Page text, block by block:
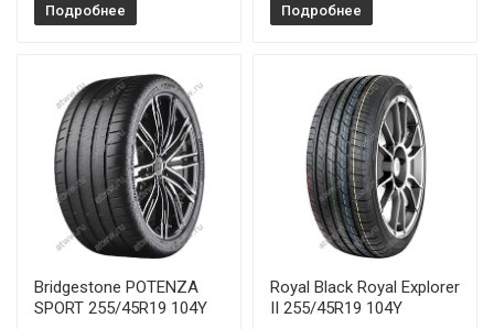
Подробнее Подробнее
Bridgestone POTENZA
SPORT 255/45R19 104Y
Royal Black Royal Explorer
II 255/45R19 104Y